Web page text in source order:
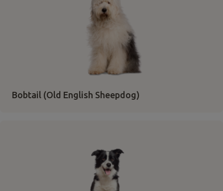
Bobtail (Old English Sheepdog)